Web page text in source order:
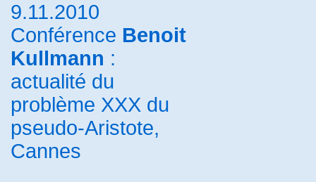
9.11.2010
Conférence Benoit
Kullmann :
actualité du
problème XXX du
pseudo-Aristote,
Cannes